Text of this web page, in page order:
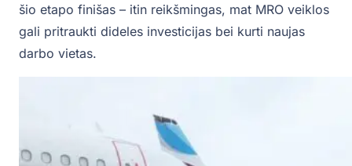
šio etapo finišas – itin reikšmingas, mat MRO veiklos
gali pritraukti dideles investicijas bei kurti naujas
darbo vietas.